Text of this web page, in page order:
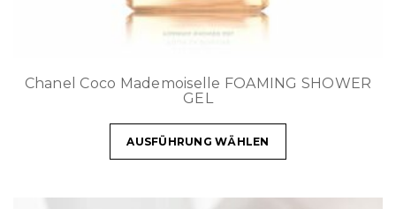
Chanel Coco Mademoiselle FOAMING SHOWER
GEL
AUSFÜHRUNG WÄHLEN